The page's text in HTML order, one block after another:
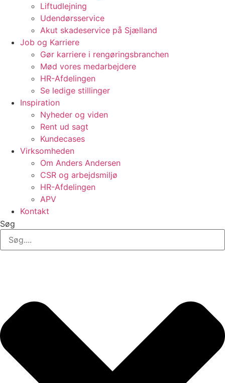
Liftudlejning
Udendørsservice
Akut skadeservice på Sjælland
Job og Karriere
Gør karriere i rengøringsbranchen
Mød vores medarbejdere
HR-Afdelingen
Se ledige stillinger
Inspiration
Nyheder og viden
Rent ud sagt
Kundecases
Virksomheden
Om Anders Andersen
CSR og arbejdsmiljø
HR-Afdelingen
APV
Kontakt
Søg